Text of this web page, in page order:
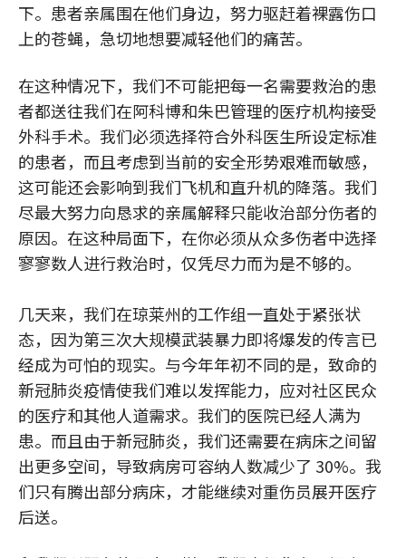
下。患者亲属围在他们身边，努力驱赶着裸露伤口
上的苍蝇，急切地想要减轻他们的痛苦。
在这种情况下，我们不可能把每一名需要救治的患
者都送往我们在阿科博和朱巴管理的医疗机构接受
外科手术。我们必须选择符合外科医生所设定标准
的患者，而且考虑到当前的安全形势艰难而敏感，
这可能还会影响到我们飞机和直升机的降落。我们
尽最大努力向恳求的亲属解释只能收治部分伤者的
原因。在这种局面下，在你必须从众多伤者中选择
寥寥数人进行救治时，仅凭尽力而为是不够的。
几天来，我们在琼莱州的工作组一直处于紧张状
态，因为第三次大规模武装暴力即将爆发的传言已
经成为可怕的现实。与今年年初不同的是，致命的
新冠肺炎疫情使我们难以发挥能力，应对社区民众
的医疗和其他人道需求。我们的医院已经人满为
患。而且由于新冠肺炎，我们还需要在病床之间留
出更多空间，导致病房可容纳人数减少了 30%。我
们只有腾出部分病床，才能继续对重伤员展开医疗
后送。